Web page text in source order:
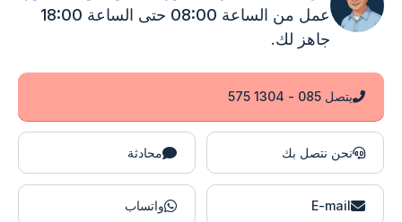
عمل من الساعة 08:00 حتى الساعة 18:00
جاهز لك.
يتصل 085 - 1304 575
نحن نتصل بك محادثة
E-mail واتساب